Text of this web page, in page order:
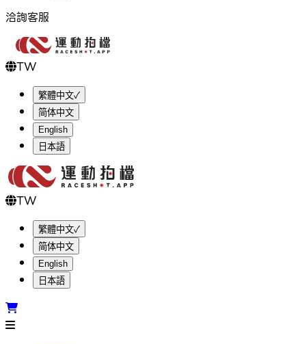
洽詢客服
TW
繁體中文✓
简体中文
English
日本語
TW
繁體中文✓
简体中文
English
日本語